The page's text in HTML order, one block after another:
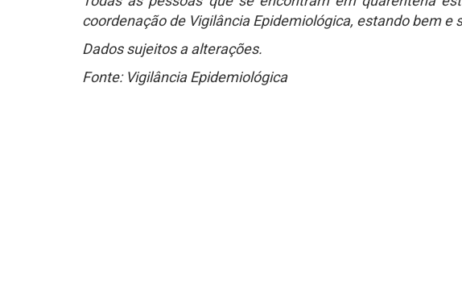
coordenação de Vigilância Epidemiológica, estando bem e
Dados sujeitos a alterações.
Fonte: Vigilância Epidemiológica